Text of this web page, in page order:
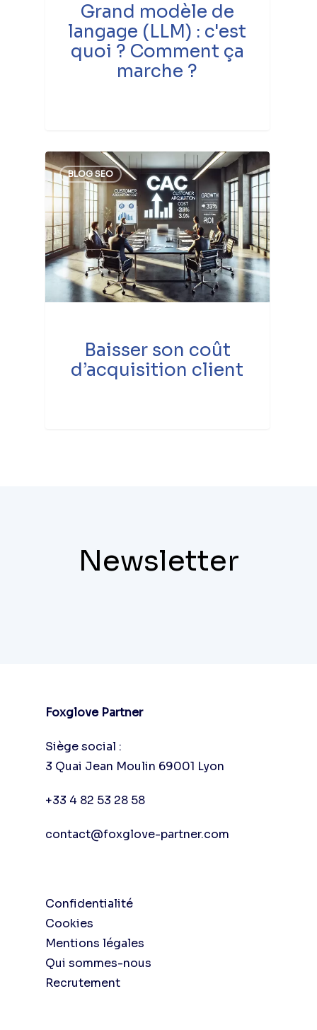
Grand modèle de
langage (LLM) : c'est
quoi ? Comment ça
marche ?
BLOG SEO
Baisser son coût
d’acquisition client
Newsletter
Foxglove Partner
Siège social :
3 Quai Jean Moulin 69001 Lyon
+33 4 82 53 28 58
contact@foxglove-partner.com
Confidentialité
Cookies
Mentions légales
Qui sommes-nous
Recrutement